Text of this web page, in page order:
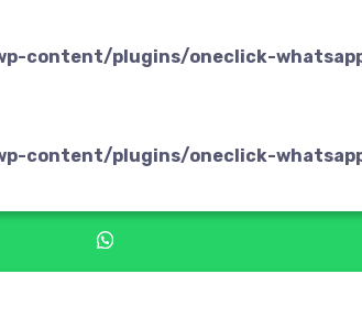
content/plugins/oneclick-
content/plugins/oneclick-